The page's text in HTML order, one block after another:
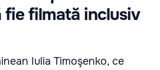
fie filmată inclusiv
Iulia Timoşenko, ce